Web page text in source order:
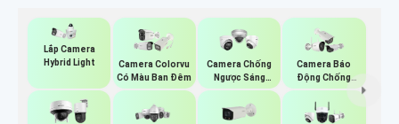
Lắp Camera
Hybrid Light
Camera Colorvu
Có Màu Ban Đêm
Camera Chống
Ngược Sáng
Hikvision
Camera Báo
Động Chống
Trộm Hikvision